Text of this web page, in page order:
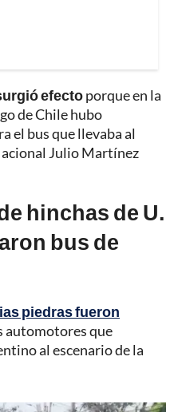
efectoporque en la
de Chile hubo
el bus que llevaba al
Julio Martínez
hinchas de U.
bus de
piedras fueron
automotores que
al escenario de la